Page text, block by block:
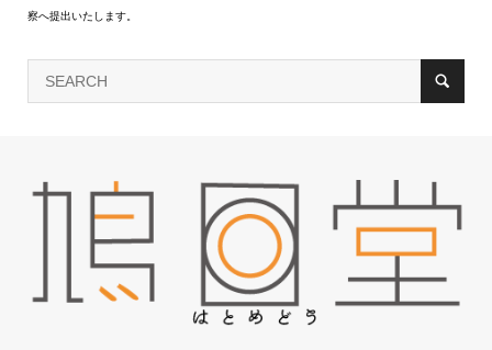
察へ提出いたします。